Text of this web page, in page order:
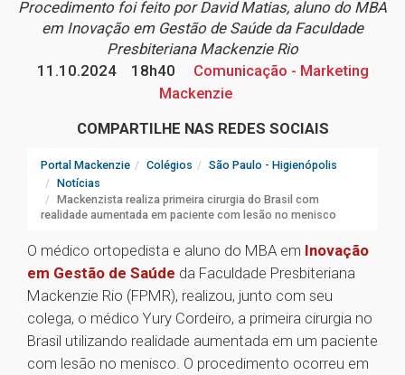
Procedimento foi feito por David Matias, aluno do MBA
em Inovação em Gestão de Saúde da Faculdade
Presbiteriana Mackenzie Rio
11.10.2024
18h40
Comunicação - Marketing
Mackenzie
COMPARTILHE NAS REDES SOCIAIS
Portal Mackenzie Colégios
São Paulo - Higienópolis
Notícias
Mackenzista realiza primeira cirurgia do Brasil com
realidade aumentada em paciente com lesão no menisco
O médico ortopedista e aluno do MBA em Inovação
em Gestão de Saúde da Faculdade Presbiteriana
Mackenzie Rio (FPMR), realizou, junto com seu
colega, o médico Yury Cordeiro, a primeira cirurgia no
Brasil utilizando realidade aumentada em um paciente
com lesão no menisco. O procedimento ocorreu em